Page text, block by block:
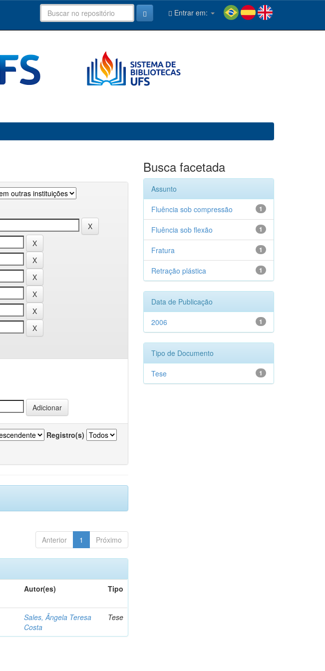
Entrar em:
Registro(s)
Anterior 1 Próximo
Autor(es) Tipo
Sales, Ângela Teresa
Costa
Tese
Busca facetada
Assunto
1
Fluência sob compressão
1
Fluência sob flexão
1
Fratura
1
Retração plástica
Data de Publicação
1
2006
Tipo de Documento
1
Tese